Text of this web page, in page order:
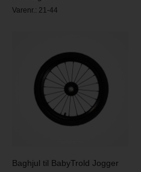
Varenr.: 21-44
Baghjul til BabyTrold Jogger